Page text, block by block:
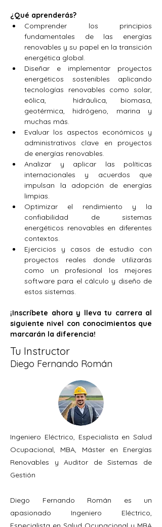
¿Qué aprenderás?
Comprender los principios
fundamentales de las energías
renovables y su papel en la transición
energética global.
Diseñar e implementar proyectos
energéticos sostenibles aplicando
tecnologías renovables como solar,
eólica,  hidráulica, biomasa,
geotérmica, hidrógeno, marina y
muchas más.
Evaluar los aspectos económicos y
administrativos clave en proyectos
de energías renovables.
Analizar y aplicar las políticas
internacionales y acuerdos que
impulsan la adopción de energías
limpias.
Optimizar el rendimiento y la
confiabilidad de sistemas
energéticos renovables en diferentes
contextos.
Ejercicios y casos de estudio con
proyectos reales donde utilizarás
como un profesional los mejores
software para el cálculo y diseño de
estos sistemas.
¡Inscríbete ahora y lleva tu carrera al
siguiente nivel con conocimientos que
marcarán la diferencia!
Tu Instructor
Diego Fernando Román
Ingeniero Eléctrico, Especialista en Salud
Ocupacional, MBA, Máster en Energías
Renovables y Auditor de Sistemas de
Gestión
Diego Fernando Román es un
apasionado Ingeniero Eléctrico,